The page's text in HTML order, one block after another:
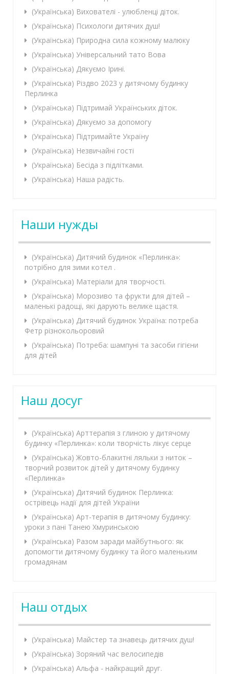
(Українська) Вихователі - улюбленці діток.
(Українська) Психологи дитячих душ!
(Українська) Природна сила кожному малюку
(Українська) Універсальний тато Вова
(Українська) Дякуємо Ірині.
(Українська) Різдво 2023 у дитячому будинку
Перлинка
(Українська) Підтримай Українських діток.
(Українська) Дякуємо за допомогу
(Українська) Підтримайте Україну
(Українська) Незвичайні гості
(Українська) Бесіда з підлітками.
(Українська) Наша радість.
Наши нужды
(Українська) Дитячий будинок «Перлинка»:
потрібно для зими котел .
(Українська) Матеріали для творчості.
(Українська) Морозиво та фрукти для дітей –
маленькі радощі, які дарують велике щастя.
(Українська) Дитячий будинок Україна: потреба
Фетр різнокольоровий
(Українська) Потреба: шампуні та засоби гігієни
для дітей
Наш досуг
(Українська) Арттерапія з глиною у дитячому
будинку «Перлинка»: коли творчість лікує серце
(Українська) Жовто-блакитні ляльки з ниток –
творчий розвиток дітей у дитячому будинку
«Перлинка»
(Українська) Дитячий будинок Перлинка:
острівець надії для дітей України
(Українська) Арт-терапія в дитячому будинку:
уроки з пані Танею Хмуринською
(Українська) Разом заради майбутнього: як
допомогти дитячому будинку та його маленьким
громадянам
Наш отдых
(Українська) Майстер та знавець дитячих душ!
(Українська) Зоряний час велосипедів
(Українська) Альфа - найкращий друг.